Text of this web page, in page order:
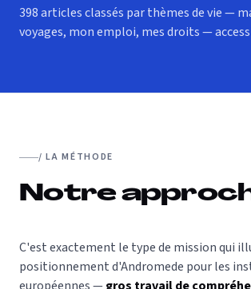
398 articles classés par thèmes de vie —
voyages, mon emploi, mes droits —
/ LA MÉTHODE
Notre
C'est exactement le type de mission qui
positionnement d'Andromede pour les